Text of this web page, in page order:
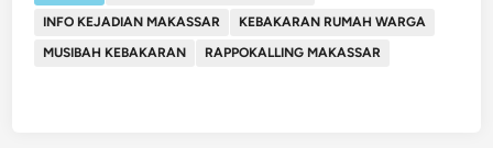
INFO KEJADIAN MAKASSAR
KEBAKARAN RUMAH WARGA
MUSIBAH KEBAKARAN
RAPPOKALLING MAKASSAR